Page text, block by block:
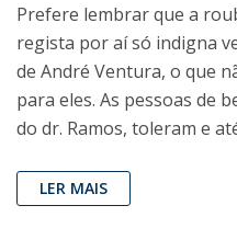
Prefere lembrar que a
regista por aí só indigna
de André Ventura, o que
para eles. As pessoas de
do dr. Ramos, toleram e
LER MAIS